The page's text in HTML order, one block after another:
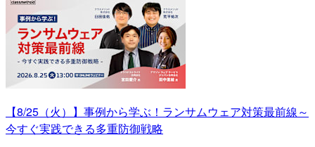
【8/25（火）】事例から学ぶ！ランサムウェア対策最前線～
今すぐ実践できる多重防御戦略